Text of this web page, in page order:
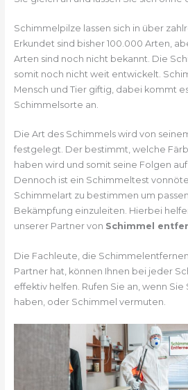
Schimmelpilze lassen sich in über
Erkundet sind bisher 100.000 Arten,
Arten sind noch nicht bekannt. Die
somit noch nicht weit entwickelt.
Mensch und Tier giftig, dabei kommt
Schimmelsorte an.
Die Art des Schimmels wird von
festgelegt. Der bestimmt, welche
haben wird und somit seine Folgen
Dennoch ist ein Schimmeltest
Schimmelart zu bestimmen um
Bekämpfung einzuleiten. Hierbei
unserer Partner von Schimmel
Die Fachleute, die
Partner hat, können Ihnen bei jeder
effektiv helfen. Rufen Sie an, wenn
haben, oder Schimmel vermuten.